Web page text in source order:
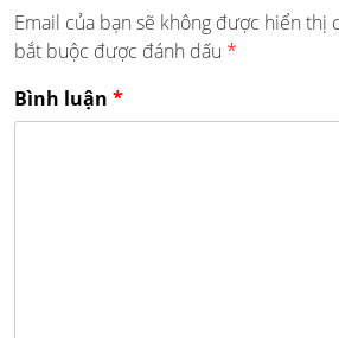
Email của bạn sẽ không được hiển thị
bắt buộc được đánh dấu *
Bình luận *